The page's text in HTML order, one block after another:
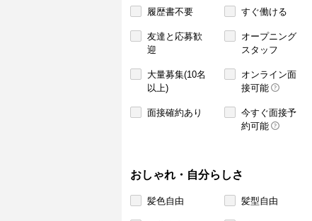
履歴書不要 すぐ働ける
友達と応募歓
迎
オープニング
スタッフ
大量募集(10名
以上)
オンライン面
接可能
面接確約あり
今すぐ面接予
約可能
おしゃれ・自分らしさ
髪色自由 髪型自由